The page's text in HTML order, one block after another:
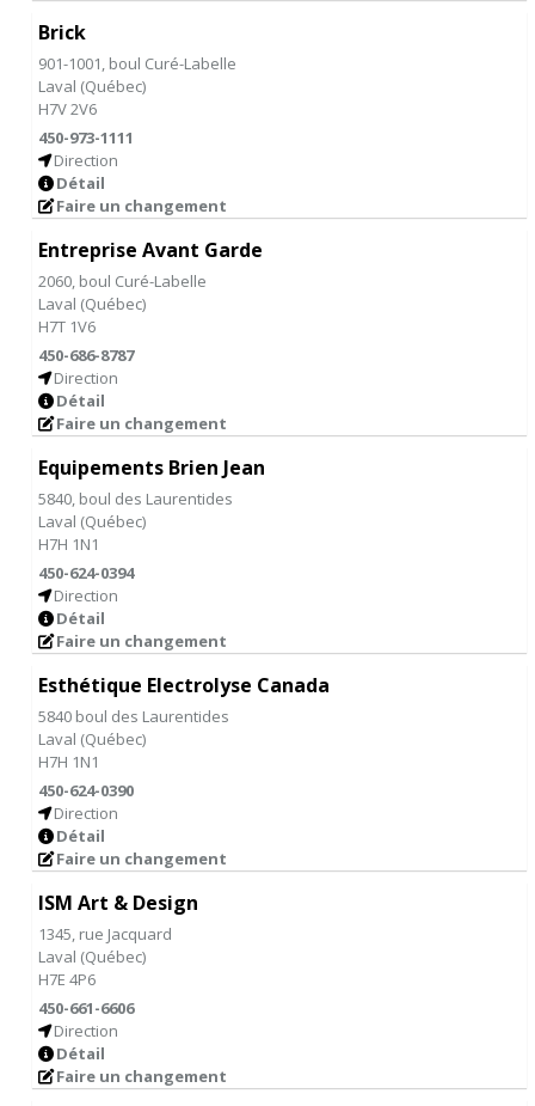
Brick
901-1001, boul Curé-Labelle
Laval (Québec)
H7V 2V6
450-973-1111
Direction
Détail
Faire un changement
Entreprise Avant Garde
2060, boul Curé-Labelle
Laval (Québec)
H7T 1V6
450-686-8787
Direction
Détail
Faire un changement
Equipements Brien Jean
5840, boul des Laurentides
Laval (Québec)
H7H 1N1
450-624-0394
Direction
Détail
Faire un changement
Esthétique Electrolyse Canada
5840 boul des Laurentides
Laval (Québec)
H7H 1N1
450-624-0390
Direction
Détail
Faire un changement
ISM Art & Design
1345, rue Jacquard
Laval (Québec)
H7E 4P6
450-661-6606
Direction
Détail
Faire un changement